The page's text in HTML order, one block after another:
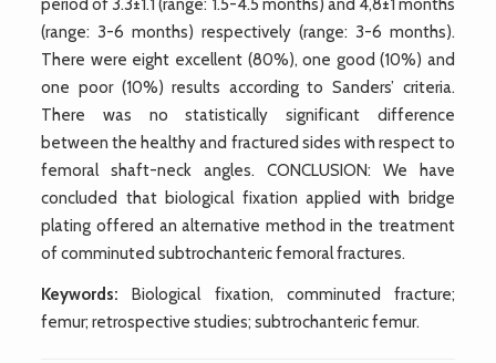
period of 3.3±1.1 (range: 1.5-4.5 months) and 4,8±1 months
(range: 3-6 months) respectively (range: 3-6 months).
There were eight excellent (80%), one good (10%) and
one poor (10%) results according to Sanders’ criteria.
There was no statistically significant difference
between the healthy and fractured sides with respect to
femoral shaft-neck angles. CONCLUSION: We have
concluded that biological fixation applied with bridge
plating offered an alternative method in the treatment
of comminuted subtrochanteric femoral fractures.
Keywords: Biological fixation, comminuted fracture;
femur; retrospective studies; subtrochanteric femur.